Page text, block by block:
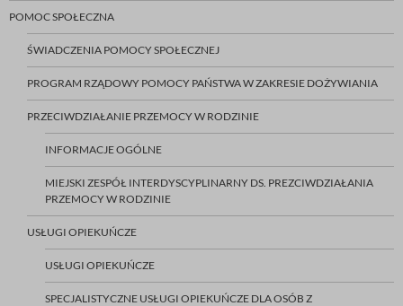
POMOC SPOŁECZNA
ŚWIADCZENIA POMOCY SPOŁECZNEJ
PROGRAM RZĄDOWY POMOCY PAŃSTWA W ZAKRESIE DOŻYWIANIA
PRZECIWDZIAŁANIE PRZEMOCY W RODZINIE
INFORMACJE OGÓLNE
MIEJSKI ZESPÓŁ INTERDYSCYPLINARNY DS. PREZCIWDZIAŁANIA
PRZEMOCY W RODZINIE
USŁUGI OPIEKUŃCZE
USŁUGI OPIEKUŃCZE
SPECJALISTYCZNE USŁUGI OPIEKUŃCZE DLA OSÓB Z